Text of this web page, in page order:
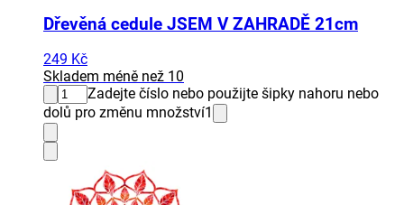
Dřevěná cedule JSEM V ZAHRADĚ 21cm
249 Kč
Skladem méně než 10
Zadejte číslo nebo použijte šipky nahoru nebo
dolů pro změnu množství1